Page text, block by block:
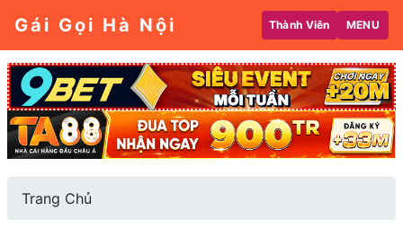
Gái Gọi Hà Nội Thành Viên MENU
Trang Chủ